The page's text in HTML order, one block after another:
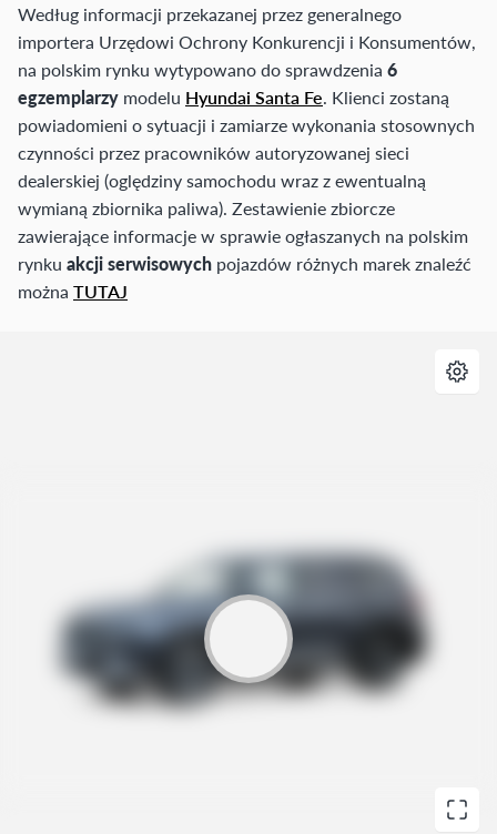
Według informacji przekazanej przez generalnego
importera Urzędowi Ochrony Konkurencji i Konsumentów,
na polskim rynku wytypowano do sprawdzenia 6
egzemplarzy modelu Hyundai Santa Fe. Klienci zostaną
powiadomieni o sytuacji i zamiarze wykonania stosownych
czynności przez pracowników autoryzowanej sieci
dealerskiej (oględziny samochodu wraz z ewentualną
wymianą zbiornika paliwa). Zestawienie zbiorcze
zawierające informacje w sprawie ogłaszanych na polskim
rynku akcji serwisowych pojazdów różnych marek znaleźć
można TUTAJ